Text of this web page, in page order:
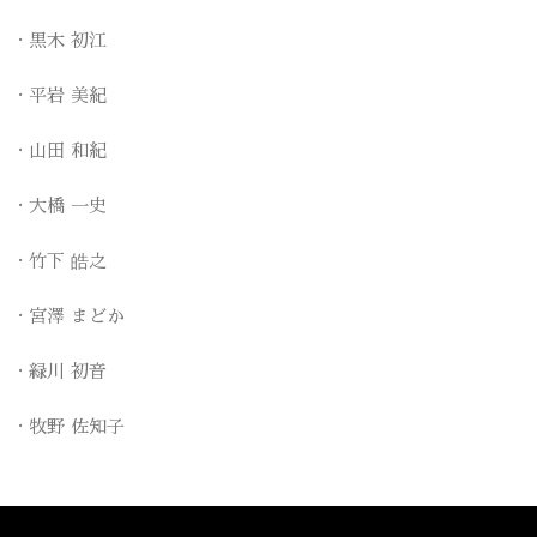
黒木 初江
平岩 美紀
山田 和紀
大橋 一史
竹下 皓之
宮澤 まどか
緑川 初音
牧野 佐知子